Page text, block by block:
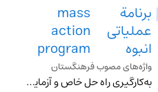
برنامة
عملیاتی
انبوه
mass
action
program
واژه‌های مصوب فرهنگستان
به‌کارگیری راه ‌حل خاص و آزمایش‌شده برای رفع عامل خطرزا در همة نقاطی که این عامل وجود دارد، صرف‌نظر از وقوع یا عدم‌وقوع تصادف در آن نقاط